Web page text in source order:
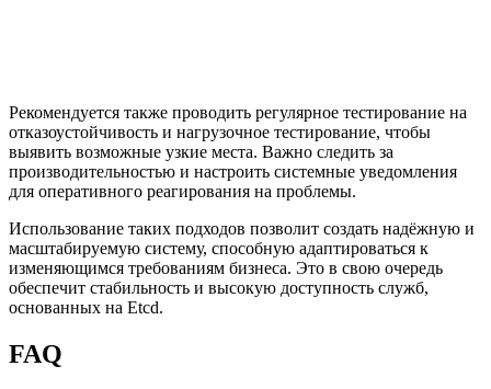
Рекомендуется также проводить регулярное тестирование на
отказоустойчивость и нагрузочное тестирование, чтобы
выявить возможные узкие места. Важно следить за
производительностью и настроить системные уведомления
для оперативного реагирования на проблемы.
Использование таких подходов позволит создать надёжную и
масштабируемую систему, способную адаптироваться к
изменяющимся требованиям бизнеса. Это в свою очередь
обеспечит стабильность и высокую доступность служб,
основанных на Etcd.
FAQ